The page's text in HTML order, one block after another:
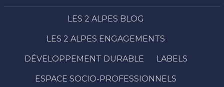
LES 2 ALPES BLOG
LES 2 ALPES ENGAGEMENTS
DÉVELOPPEMENT DURABLE LABELS
ESPACE SOCIO-PROFESSIONNELS